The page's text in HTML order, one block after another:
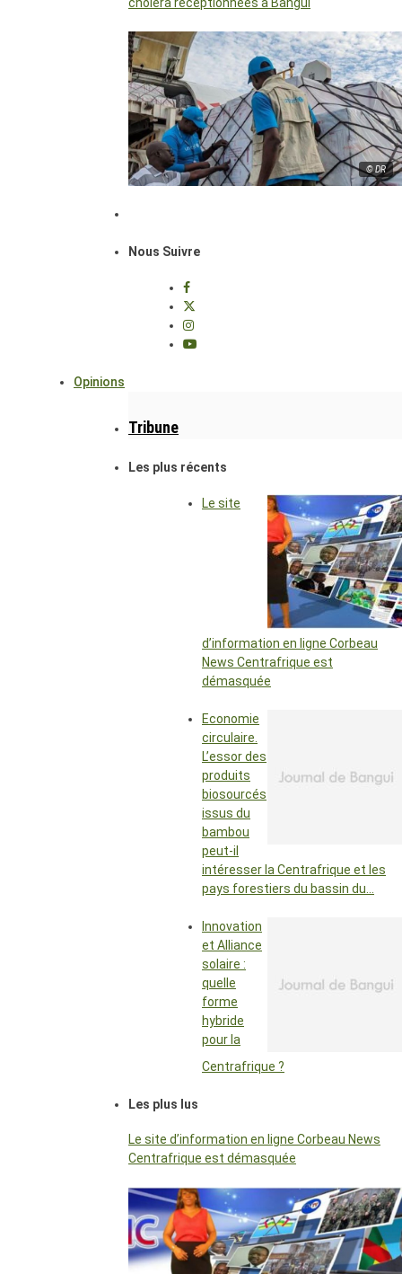
© DR
Nous Suivre
Opinions
Tribune
Les plus récents
Le site
d’information en ligne Corbeau
News Centrafrique est
démasquée
Economie
circulaire.
L’essor des
produits
biosourcés
issus du
bambou
peut-il
intéresser la Centrafrique et les
pays forestiers du bassin du…
Innovation
et Alliance
solaire :
quelle
forme
hybride
pour la
Centrafrique ?
Les plus lus
Le site d’information en ligne Corbeau News
Centrafrique est démasquée